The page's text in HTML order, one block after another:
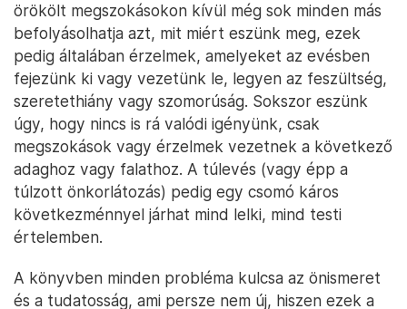
örökölt megszokásokon kívül még sok minden más
befolyásolhatja azt, mit miért eszünk meg, ezek
pedig általában érzelmek, amelyeket az evésben
fejezünk ki vagy vezetünk le, legyen az feszültség,
szeretethiány vagy szomorúság. Sokszor eszünk
úgy, hogy nincs is rá valódi igényünk, csak
megszokások vagy érzelmek vezetnek a következő
adaghoz vagy falathoz. A túlevés (vagy épp a
túlzott önkorlátozás) pedig egy csomó káros
következménnyel járhat mind lelki, mind testi
értelemben.
A könyvben minden probléma kulcsa az önismeret
és a tudatosság, ami persze nem új, hiszen ezek a